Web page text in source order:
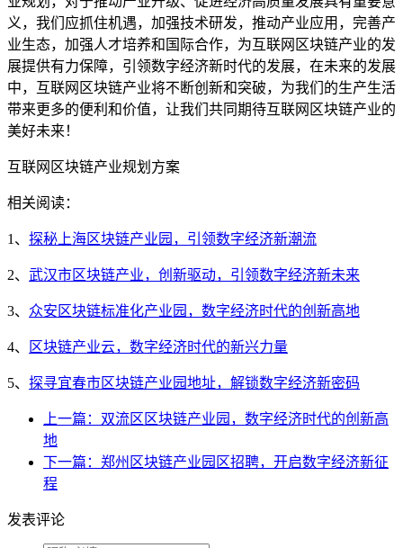
义，我们应抓住机遇，加强技术研发，推动产业应用，完善产
业生态，加强人才培养和国际合作，为互联网区块链产业的发
展提供有力保障，引领数字经济新时代的发展，在未来的发展
中，互联网区块链产业将不断创新和突破，为我们的生产生活
带来更多的便利和价值，让我们共同期待互联网区块链产业的
美好未来！
互联网区块链产业规划方案
相关阅读：
1、 探秘上海区块链产业园，引领数字经济新潮流
2、 武汉市区块链产业，创新驱动，引领数字经济新未来
3、 众安区块链标准化产业园，数字经济时代的创新高地
4、 区块链产业云，数字经济时代的新兴力量
5、 探寻宜春市区块链产业园地址，解锁数字经济新密码
上一篇：双流区区块链产业园，数字经济时代的创新高
地
下一篇：郑州区块链产业园区招聘，开启数字经济新征
程
发表评论